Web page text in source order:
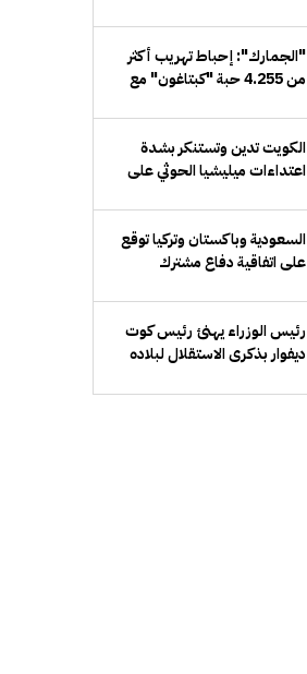
"الجمارك": إحباط تهريب أكثر
من 4.255 حبة "كبتاغون" مع
الكويت تدين وتستنكر بشدة
اعتداءات ميليشيا الحوثي على
السعودية وباكستان وتركيا توقع
على اتفاقية دفاع مشترك
رئيس الوزراء يهنئ رئيس كوت
ديفوار بذكرى الاستقلال لبلاده